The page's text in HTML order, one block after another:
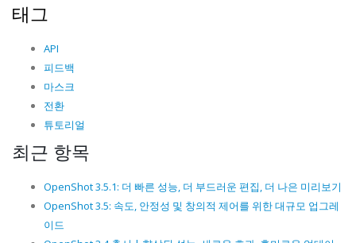
태그
API
피드백
마스크
전환
튜토리얼
최근 항목
OpenShot 3.5.1: 더 빠른 성능, 더 부드러운 편집, 더 나은 미리보기
OpenShot 3.5: 속도, 안정성 및 창의적 제어를 위한 대규모 업그레
이드